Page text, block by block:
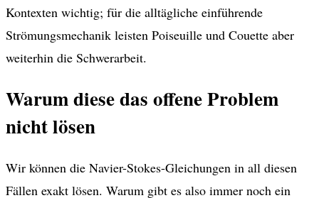
Kontexten wichtig; für die alltägliche einführende
Strömungsmechanik leisten Poiseuille und Couette aber
weiterhin die Schwerarbeit.
Warum diese das offene Problem
nicht lösen
Wir können die Navier-Stokes-Gleichungen in all diesen
Fällen exakt lösen. Warum gibt es also immer noch ein